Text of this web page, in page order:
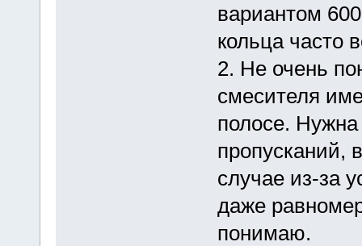
вариантом
кольца часто
2. Не очень
смесителя
полосе.
пропусканий,
случае из-за
даже
понимаю.